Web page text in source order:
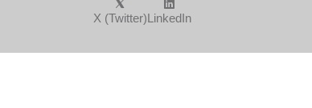
X (Twitter)LinkedIn